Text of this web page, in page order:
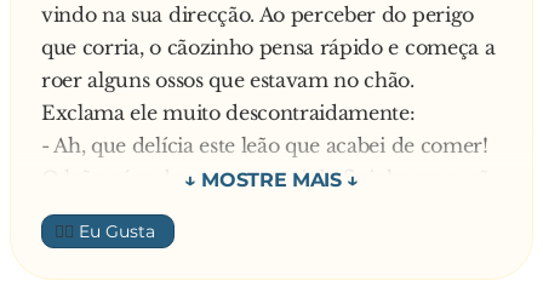
vindo na sua direcção. Ao perceber do perigo
que corria, o cãozinho pensa rápido e começa a
roer alguns ossos que estavam no chão.
Exclama ele muito descontraidamente:
- Ah, que delícia este leão que acabei de comer!
O leão pára de repente e sai de fininho para não
ser alvo da fúria do pequeno cachorrinho. Claro
que o cão ficou feliz da vida por ter conseguido
enganar o leão. Contudo, ele não contava com
👍🏼